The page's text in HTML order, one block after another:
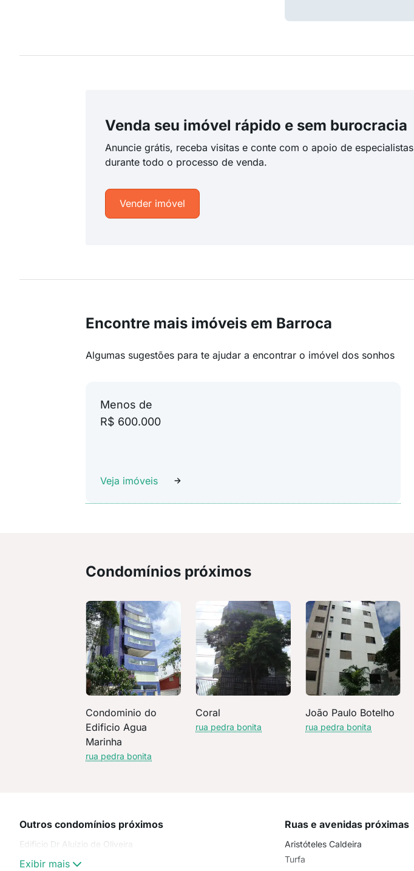
Venda seu imóvel rápido e sem burocracia
Anuncie grátis, receba visitas e conte com o apoio de especialistas
durante todo o processo de venda.
Vender imóvel
Encontre mais imóveis em Barroca
Algumas sugestões para te ajudar a encontrar o imóvel dos sonhos
Menos de
R$ 600.000
Veja imóveis
Condomínios próximos
Condominio do
Edificio Agua
Marinha
rua pedra bonita
Coral
rua pedra bonita
João Paulo Botelho
rua pedra bonita
Outros condomínios próximos
Edificio Dr Aluizio de Oliveira
Exibir mais
Ruas e avenidas próximas
Aristóteles Caldeira
Turfa